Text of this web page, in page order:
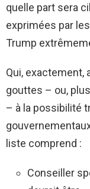
quelle part sera
exprimées par
Trump
Qui, exactement,
gouttes – ou,
– à la possibilité
liste comprend :
Conseiller